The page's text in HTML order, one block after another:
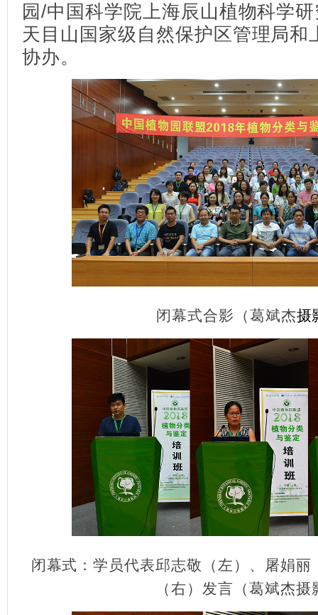
园/中国科学院上海辰山植物科学
天目山国家级自然保护区管理局和
协办。
闭幕式合影（葛斌杰摄
闭幕式：学员代表邱志敬（左）、屠娟
（右）发言（葛斌杰摄